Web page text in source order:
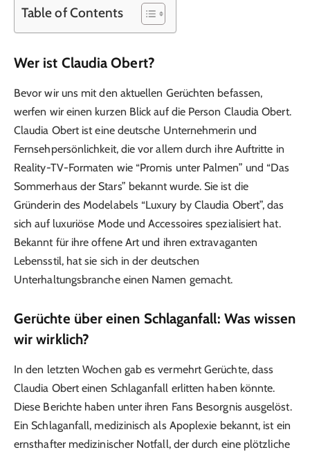
Table of Contents
Wer ist Claudia Obert?
Bevor wir uns mit den aktuellen Gerüchten befassen,
werfen wir einen kurzen Blick auf die Person Claudia Obert.
Claudia Obert ist eine deutsche Unternehmerin und
Fernsehpersönlichkeit, die vor allem durch ihre Auftritte in
Reality-TV-Formaten wie “Promis unter Palmen” und “Das
Sommerhaus der Stars” bekannt wurde. Sie ist die
Gründerin des Modelabels “Luxury by Claudia Obert”, das
sich auf luxuriöse Mode und Accessoires spezialisiert hat.
Bekannt für ihre offene Art und ihren extravaganten
Lebensstil, hat sie sich in der deutschen
Unterhaltungsbranche einen Namen gemacht.
Gerüchte über einen Schlaganfall: Was wissen
wir wirklich?
In den letzten Wochen gab es vermehrt Gerüchte, dass
Claudia Obert einen Schlaganfall erlitten haben könnte.
Diese Berichte haben unter ihren Fans Besorgnis ausgelöst.
Ein Schlaganfall, medizinisch als Apoplexie bekannt, ist ein
ernsthafter medizinischer Notfall, der durch eine plötzliche